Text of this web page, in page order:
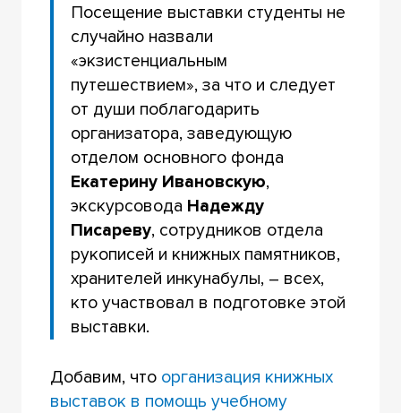
Посещение выставки студенты не
случайно назвали
«экзистенциальным
путешествием», за что и следует
от души поблагодарить
организатора, заведующую
отделом основного фонда
Екатерину Ивановскую,
экскурсовода Надежду
Писареву, сотрудников отдела
рукописей и книжных памятников,
хранителей инкунабулы, – всех,
кто участвовал в подготовке этой
выставки.
Добавим, что организация книжных
выставок в помощь учебному